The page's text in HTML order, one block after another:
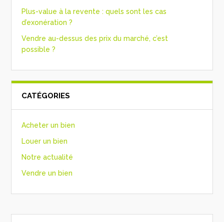
Plus-value à la revente : quels sont les cas
d’exonération ?
Vendre au-dessus des prix du marché, c’est
possible ?
CATÉGORIES
Acheter un bien
Louer un bien
Notre actualité
Vendre un bien